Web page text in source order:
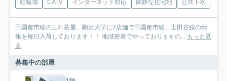
駐輪場 CATV インターネット対応 閑静な住宅地 公共下水
田園都市線の三軒茶屋、駒沢大学に2店舗で田園都市線、世田谷線の情
報を毎日入荷しております！！ 地域密着でやっておりますの... もっと見
る
募集中の部屋